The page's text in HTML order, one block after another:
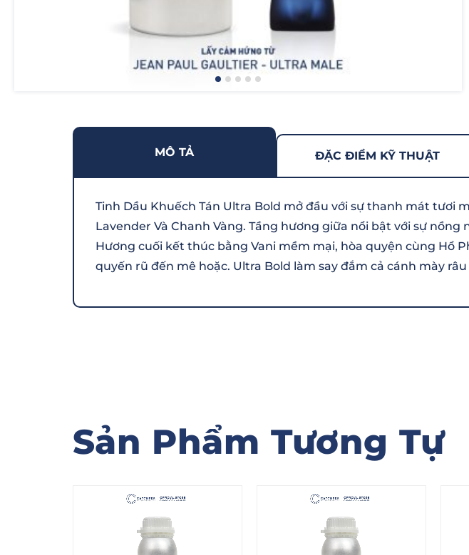
MÔ TẢ ĐẶC ĐIỂM KỸ THUẬT
Tinh Dầu Khuếch Tán Ultra Bold mở đầu với sự thanh mát tươi
Lavender Và Chanh Vàng. Tầng hương giữa nổi bật với sự
Hương cuối kết thúc bằng Vani mềm mại, hòa quyện cùng Hổ
quyến rũ đến mê hoặc. Ultra Bold làm say đắm cả cánh mày
Sản Phẩm Tương Tự